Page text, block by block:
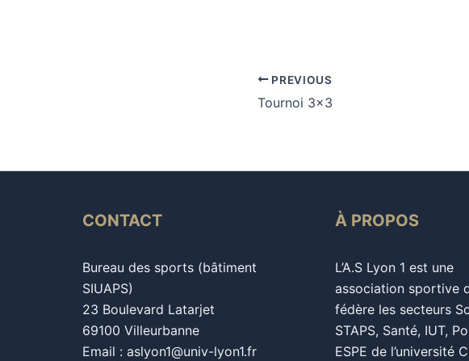
PREVIOUS
Tournoi 3×3
CONTACT
Bureau des sports (bâtiment
SIUAPS)
23 Boulevard Latarjet
69100 Villeurbanne
Email : aslyon1@univ-lyon1.fr
À PROPOS
L’A.S Lyon 1 est une
association sportive
fédère les secteurs
STAPS, Santé, IUT,
ESPE de l’université